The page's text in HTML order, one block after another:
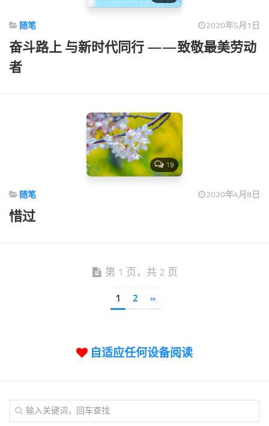
随笔 2020年5月1日
奋斗路上 与新时代同行 ——致敬最美劳动
者
19
随笔 2020年4月8日
惜过
第 1 页，共 2 页
1 2 »
自适应任何设备阅读